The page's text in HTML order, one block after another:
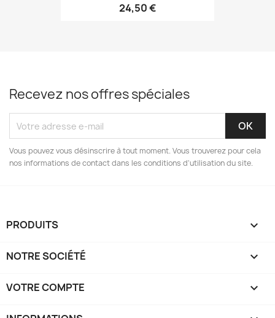
24,50 €
Recevez nos offres spéciales
Vous pouvez vous désinscrire à tout moment. Vous trouverez pour cela
nos informations de contact dans les conditions d'utilisation du site.
PRODUITS 
NOTRE SOCIÉTÉ 
VOTRE COMPTE 